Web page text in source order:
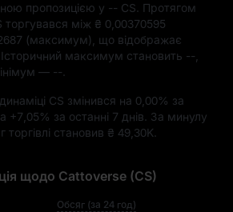
пропозицією у -- CS . Протягом
торгувався між ₴ 0,00370595
(максимум), що відображає
максимум становить --
— --
CS змінився на 0,00% за
+7,05% за останні 7 днів. За минулу
торгівлі становив ₴ 49,30K
щодо Cattoverse (CS)
Обсяг (за 24 год)